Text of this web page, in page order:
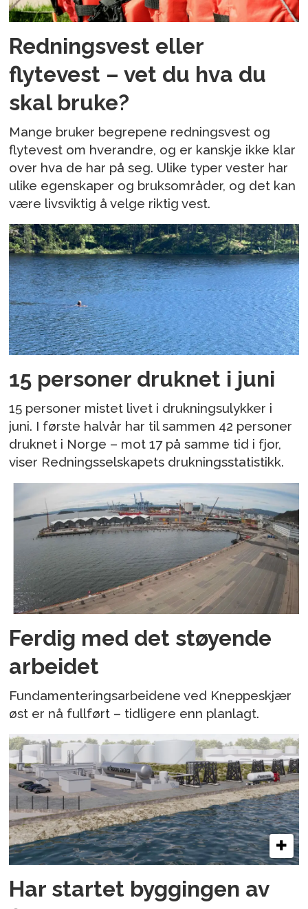
Redningsvest eller
flytevest – vet du hva du
skal bruke?
Mange bruker begrepene redningsvest og
flytevest om hverandre, og er kanskje ikke klar
over hva de har på seg. Ulike typer vester har
ulike egenskaper og bruksområder, og det kan
være livsviktig å velge riktig vest.
15 personer druknet i juni
15 personer mistet livet i drukningsulykker i
juni. I første halvår har til sammen 42 personer
druknet i Norge – mot 17 på samme tid i fjor,
viser Redningsselskapets drukningsstatistikk.
Ferdig med det støyende
arbeidet
Fundamenteringsarbeidene ved Kneppeskjær
øst er nå fullført – tidligere enn planlagt.
Har startet byggingen av